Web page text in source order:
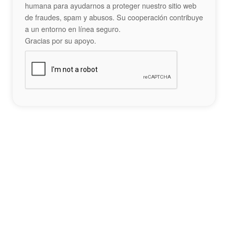
humana para ayudarnos a proteger nuestro sitio web
de fraudes, spam y abusos. Su cooperación contribuye
a un entorno en línea seguro.
Gracias por su apoyo.